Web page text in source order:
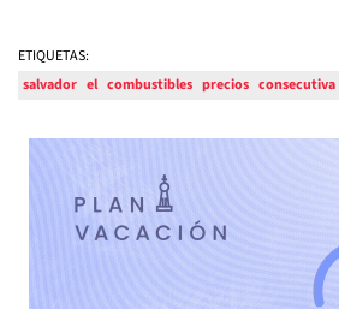
ETIQUETAS:
salvador el combustibles precios consecutiva